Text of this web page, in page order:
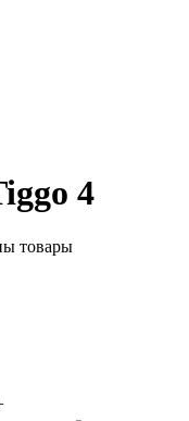
4
товары